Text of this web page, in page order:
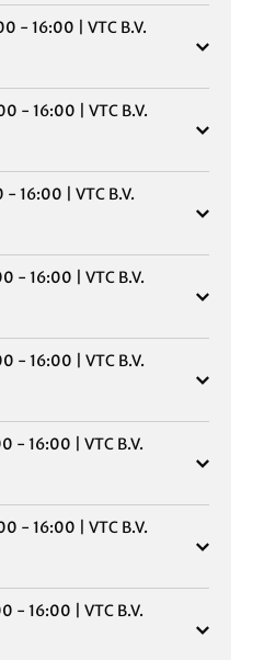
- 16:00
VTC B.V.
- 16:00
VTC B.V.
- 16:00
VTC B.V.
- 16:00
VTC B.V.
- 16:00
VTC B.V.
- 16:00
VTC B.V.
- 16:00
VTC B.V.
- 16:00
VTC B.V.